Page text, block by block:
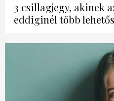
3 csillagjegy, akinek
eddiginél több